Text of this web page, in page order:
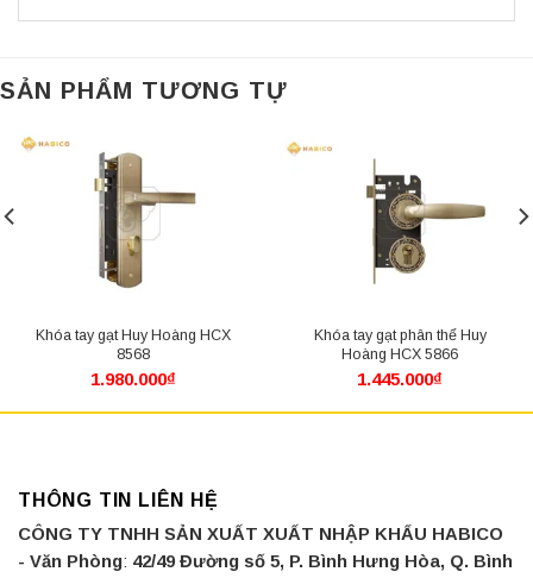
SẢN PHẨM TƯƠNG TỰ
Khóa tay gạt Huy Hoàng HCX
8568
1.980.000₫
Khóa tay gạt phân thể Huy
Hoàng HCX 5866
1.445.000₫
THÔNG TIN LIÊN HỆ
CÔNG TY TNHH SẢN XUẤT XUẤT NHẬP KHẨU HABICO
- Văn Phòng: 42/49 Đường số 5, P. Bình Hưng Hòa, Q. Bình